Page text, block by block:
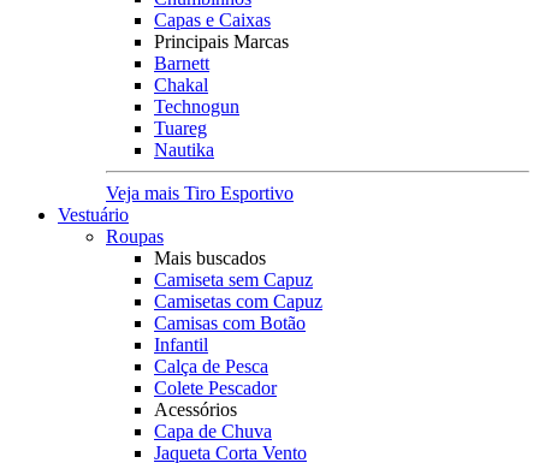
Capas e Caixas
Principais Marcas
Barnett
Chakal
Technogun
Tuareg
Nautika
Veja mais Tiro Esportivo
Vestuário
Roupas
Mais buscados
Camiseta sem Capuz
Camisetas com Capuz
Camisas com Botão
Infantil
Calça de Pesca
Colete Pescador
Acessórios
Capa de Chuva
Jaqueta Corta Vento